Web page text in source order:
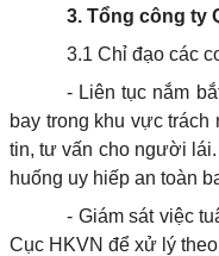
3. Tổng công ty
3.1 Chỉ đạo các
- Liên tục nắm
bay trong khu vực trách
tin, tư vấn cho người
huống uy hiếp an toàn
- Giám sát việc
Cục HKVN để xử lý